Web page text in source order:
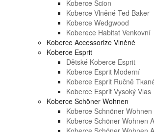
Koberce Scion
Koberce Vlněné Ted Baker
Koberce Wedgwood
Koberece Habitat Venkovní
Koberce Accessorize Vlněné
Koberce Esprit
Dětské Koberce Esprit
Koberce Esprit Moderní
Koberce Esprit Ručně
Koberce Esprit Vysoký Vlas
Koberce Schöner Wohnen
Koberce Schnöner
Koberce Schöner Wohnen